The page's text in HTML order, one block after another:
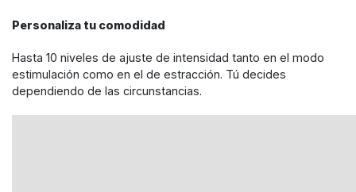
Personaliza tu comodidad
Hasta 10 niveles de ajuste de intensidad tanto en el modo
estimulación como en el de estracción. Tú decides
dependiendo de las circunstancias.